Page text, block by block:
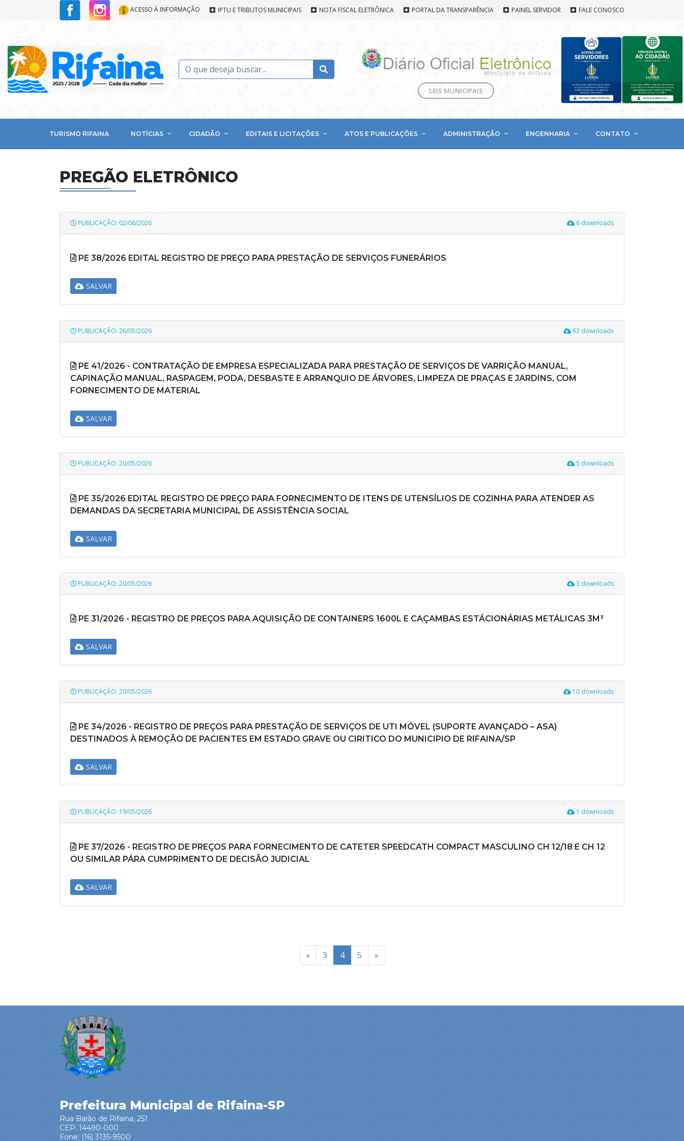
ACESSO À INFORMAÇÃO IPTU E TRIBUTOS MUNICIPAIS NOTA FISCAL ELETRÔNICA PORTAL DA TRANSPARÊNCIA PAINEL SERVIDOR FALE CONOSCO
LEIS MUNICIPAIS
TURISMO RIFAINA NOTÍCIAS CIDADÃO EDITAIS E LICITAÇÕES ATOS E PUBLICAÇÕES ADMINISTRAÇÃO ENGENHARIA CONTATO
PREGÃO ELETRÔNICO
PUBLICAÇÃO: 02/06/2026 6 downloads
PE 38/2026 EDITAL REGISTRO DE PREÇO PARA PRESTAÇÃO DE SERVIÇOS FUNERÁRIOS
SALVAR
PUBLICAÇÃO: 26/05/2026 63 downloads
PE 41/2026 - CONTRATAÇÃO DE EMPRESA ESPECIALIZADA PARA PRESTAÇÃO DE SERVIÇOS DE VARRIÇÃO MANUAL,
CAPINAÇÃO MANUAL, RASPAGEM, PODA, DESBASTE E ARRANQUIO DE ÁRVORES, LIMPEZA DE PRAÇAS E JARDINS, COM
FORNECIMENTO DE MATERIAL
SALVAR
PUBLICAÇÃO: 20/05/2026 5 downloads
PE 35/2026 EDITAL REGISTRO DE PREÇO PARA FORNECIMENTO DE ITENS DE UTENSÍLIOS DE COZINHA PARA ATENDER AS
DEMANDAS DA SECRETARIA MUNICIPAL DE ASSISTÊNCIA SOCIAL
SALVAR
PUBLICAÇÃO: 20/05/2026 3 downloads
PE 31/2026 - REGISTRO DE PREÇOS PARA AQUISIÇÃO DE CONTAINERS 1600L E CAÇAMBAS ESTÁCIONÁRIAS METÁLICAS 3M³
SALVAR
PUBLICAÇÃO: 20/05/2026 10 downloads
PE 34/2026 - REGISTRO DE PREÇOS PARA PRESTAÇÃO DE SERVIÇOS DE UTI MÓVEL (SUPORTE AVANÇADO – ASA)
DESTINADOS À REMOÇÃO DE PACIENTES EM ESTADO GRAVE OU CIRITICO DO MUNICIPIO DE RIFAINA/SP
SALVAR
PUBLICAÇÃO: 19/05/2026 1 downloads
PE 37/2026 - REGISTRO DE PREÇOS PARA FORNECIMENTO DE CATETER SPEEDCATH COMPACT MASCULINO CH 12/18 E CH 12
OU SIMILAR PÁRA CUMPRIMENTO DE DECISÃO JUDICIAL
SALVAR
« 3 4 5 »
Prefeitura Municipal de Rifaina-SP
Rua Barão de Rifaina, 251
CEP: 14490-000
Fone: (16) 3135-9500